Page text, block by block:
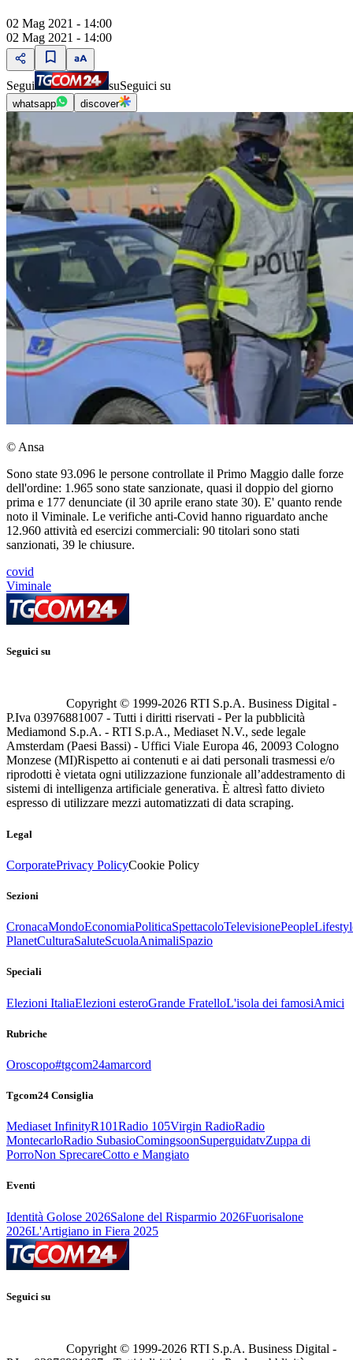
02 Mag 2021 - 14:00
02 Mag 2021 - 14:00
Segui suSeguici su
whatsapp discover
© Ansa
Sono state 93.096 le persone controllate il Primo Maggio dalle forze
dell'ordine: 1.965 sono state sanzionate, quasi il doppio del giorno
prima e 177 denunciate (il 30 aprile erano state 30). E' quanto rende
noto il Viminale. Le verifiche anti-Covid hanno riguardato anche
12.960 attività ed esercizi commerciali: 90 titolari sono stati
sanzionati, 39 le chiusure.
covid
Viminale
Seguici su
Copyright © 1999-2026 RTI S.p.A. Business Digital -
P.Iva 03976881007 - Tutti i diritti riservati - Per la pubblicità
Mediamond S.p.A. - RTI S.p.A., Mediaset N.V., sede legale
Amsterdam (Paesi Bassi) - Uffici Viale Europa 46, 20093 Cologno
Monzese (MI)Rispetto ai contenuti e ai dati personali trasmessi e/o
riprodotti è vietata ogni utilizzazione funzionale all’addestramento di
sistemi di intelligenza artificiale generativa. È altresì fatto divieto
espresso di utilizzare mezzi automatizzati di data scraping.
Legal
CorporatePrivacy PolicyCookie Policy
Sezioni
CronacaMondoEconomiaPoliticaSpettacoloTelevisionePeople
PlanetCulturaSaluteScuolaAnimaliSpazio
Speciali
Elezioni ItaliaElezioni esteroGrande FratelloL'isola dei famosiAmici
Rubriche
Oroscopo#tgcom24amarcord
Tgcom24 Consiglia
Mediaset InfinityR101Radio 105Virgin RadioRadio
MontecarloRadio SubasioComingsoonSuperguidatvZuppa di
PorroNon SprecareCotto e Mangiato
Eventi
Identità Golose 2026Salone del Risparmio 2026Fuorisalone
2026L'Artigiano in Fiera 2025
Seguici su
Copyright © 1999-2026 RTI S.p.A. Business Digital -